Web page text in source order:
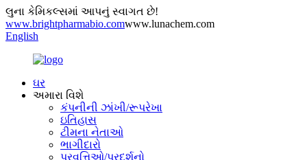
લુના કેમિકલ્સમાં આપનું સ્વાગત છે!
www.brightpharmabio.comwww.lunachem.com
English
ઘર
અમારા વિશે
કંપનીની ઝાંખી/રૂપરેખા
ઇતિહાસ
ટીમના નેતાઓ
ભાગીદારો
પ્રવૃત્તિઓ/પ્રદર્શનો